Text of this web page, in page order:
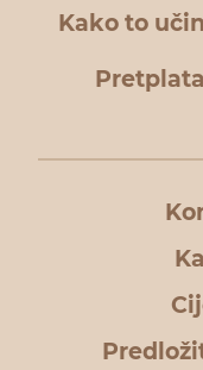
Kako to
Pretplata